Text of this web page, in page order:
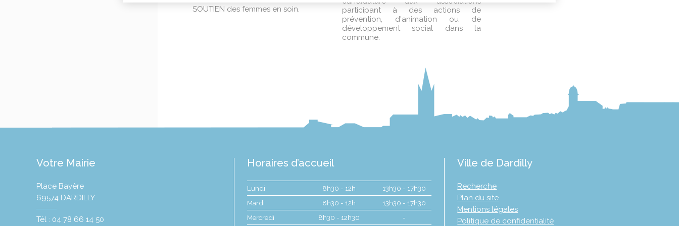
SOUTIEN des femmes en soin.
participant à des actions de
prévention, d'animation ou de
développement social dans la
commune.
Votre Mairie
Place Bayère
69574 DARDILLY
Tél : 04 78 66 14 50
Horaires d’accueil
Lundi 8h30 - 12h
13h30 - 17h30
Mardi
8h30 - 12h
13h30 - 17h30
Mercredi
8h30 - 12h30 -
Ville de Dardilly
Recherche
Plan du site
Mentions légales
Politique de confidentialité